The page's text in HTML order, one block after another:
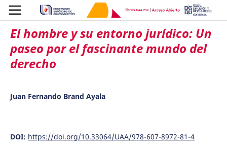
El hombre y su entorno jurídico: Un
paseo por el fascinante mundo del
derecho
Juan Fernando Brand Ayala
DOI: https://doi.org/10.33064/UAA/978-607-8972-81-4